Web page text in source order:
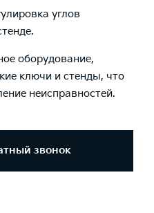
углов
оборудование,
ключи и стенды, что
неисправностей.
звонок